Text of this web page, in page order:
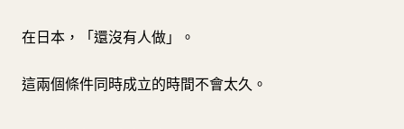
在日本，「還沒有人做」。
這兩個條件同時成立的時間不會太久。